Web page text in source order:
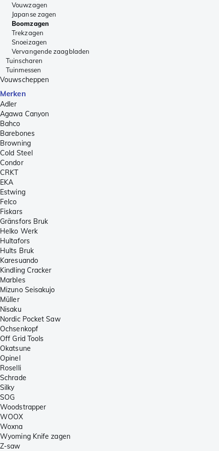
Vouwzagen
Japanse zagen
Boomzagen
Trekzagen
Snoeizagen
Vervangende zaagbladen
Tuinscharen
Tuinmessen
Vouwscheppen
Merken
Adler
Agawa Canyon
Bahco
Barebones
Browning
Cold Steel
Condor
CRKT
EKA
Estwing
Felco
Fiskars
Gränsfors Bruk
Helko Werk
Hultafors
Hults Bruk
Karesuando
Kindling Cracker
Marbles
Mizuno Seisakujo
Müller
Nisaku
Nordic Pocket Saw
Ochsenkopf
Off Grid Tools
Okatsune
Opinel
Roselli
Schrade
Silky
SOG
Woodstrapper
WOOX
Woxna
Wyoming Knife zagen
Z-saw